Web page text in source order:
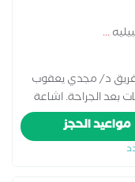
...
د/ مجدي يعقوب
بعد الجراحة. اشاعة
أكسجين في الدم.
والشرايين
مواعيد الحجز